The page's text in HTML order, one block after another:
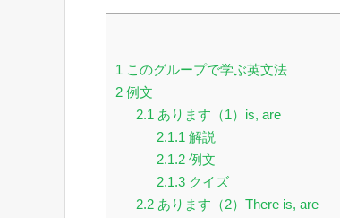
1 このグループで学ぶ英文法
2 例文
2.1 あります（1）is, are
2.1.1 解説
2.1.2例文
2.1.3クイズ
2.2あります（2）There is, are